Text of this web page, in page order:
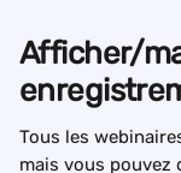
Afficher/
Tous les
mais vous